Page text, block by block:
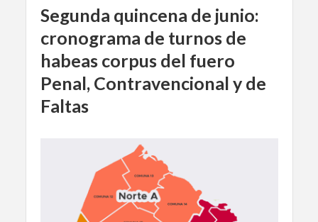
Segunda quincena de junio:
cronograma de turnos de
habeas corpus del fuero
Penal, Contravencional y de
Faltas